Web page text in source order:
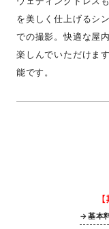
を美しく仕上げるシ
での撮影。快適な屋
楽しんでいただけま
能です。
→基本